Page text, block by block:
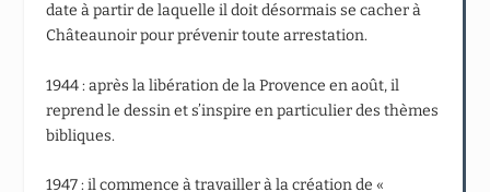
date à partir de laquelle il doit désormais se cacher à
Châteaunoir pour prévenir toute arrestation.
1944 : après la libération de la Provence en août, il
reprend le dessin et s’inspire en particulier des thèmes
bibliques.
1947 : il commence à travailler à la création de «